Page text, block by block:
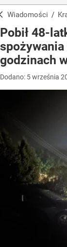
Wiadomości /
Pobił 48-
godzinach
Dodano: 5września